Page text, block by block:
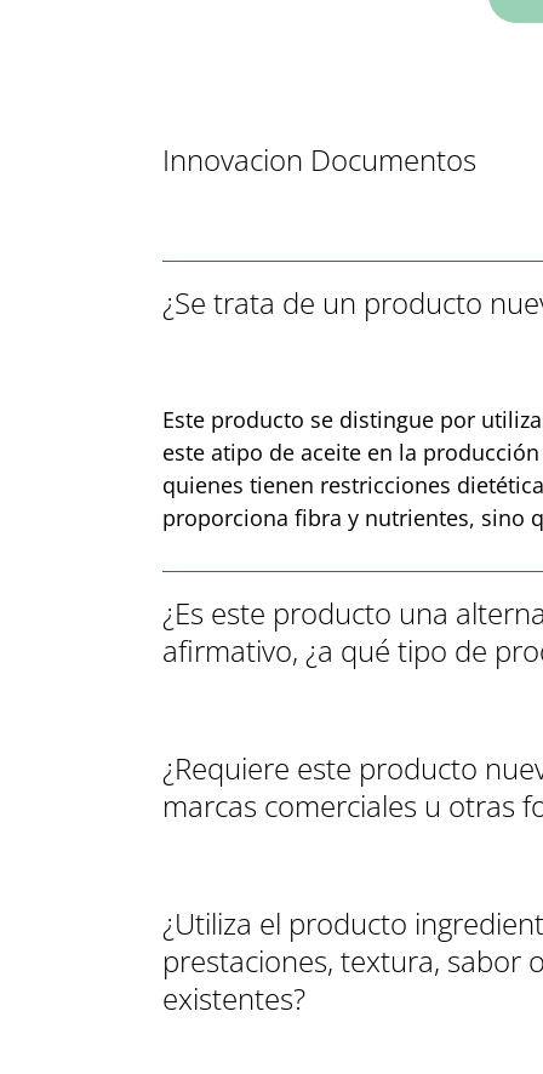
Innovacion Documentos
¿Se trata de un producto
Este producto se distingue por
este atipo de aceite en la
quienes tienen restricciones
proporciona fibra y nutrientes, sino
¿Es este producto una
afirmativo, ¿a qué tipo de
¿Requiere este producto
marcas comerciales u otras
¿Utiliza el producto
prestaciones, textura, sabor
existentes?